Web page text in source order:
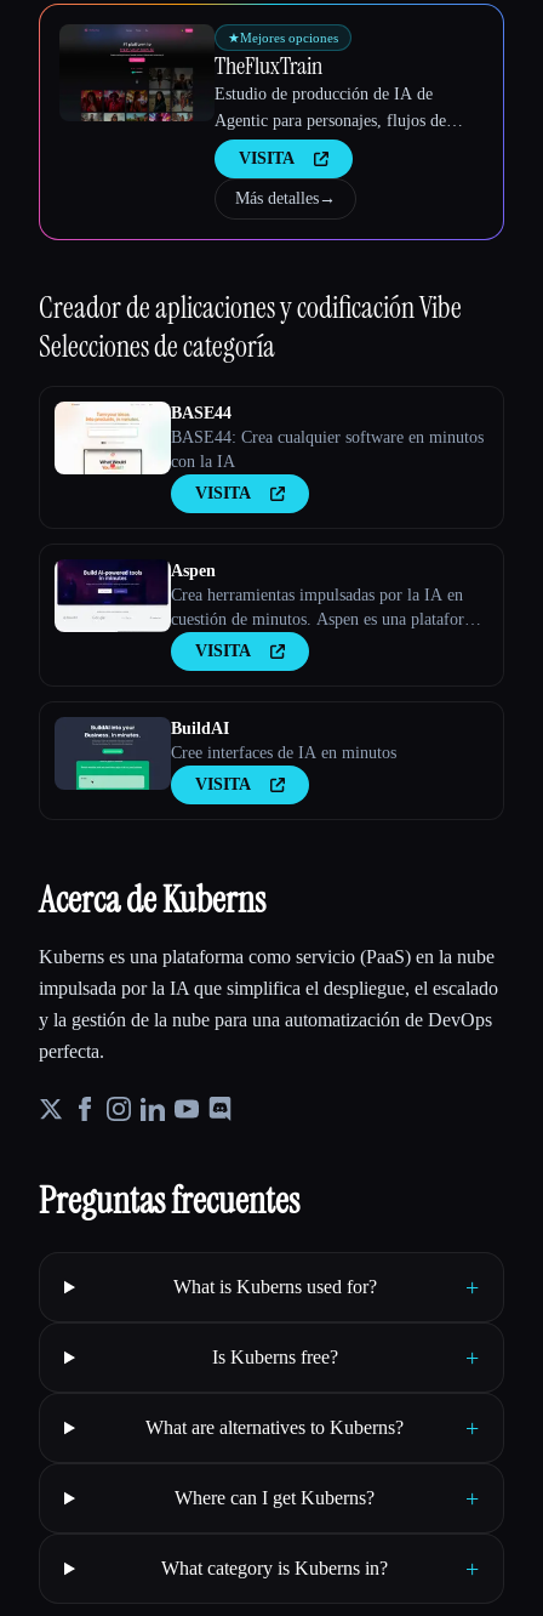
★Mejores opciones
TheFluxTrain
Estudio de producción de IA de
Agentic para personajes, flujos de
trabajo y vídeos coherentes
VISITA
Más detalles→
Creador de aplicaciones y codificación Vibe
Selecciones de categoría
BASE44
BASE44: Crea cualquier software en minutos
con la IA
VISITA
Aspen
Crea herramientas impulsadas por la IA en
cuestión de minutos. Aspen es una plataforma
sin código para crear aplicaciones web
impulsadas por la IA.
VISITA
BuildAI
Cree interfaces de IA en minutos
VISITA
Acerca de Kuberns
Kuberns es una plataforma como servicio (PaaS) en la nube
impulsada por la IA que simplifica el despliegue, el escalado
y la gestión de la nube para una automatización de DevOps
perfecta.
Preguntas frecuentes
What is Kuberns used for? +
Is Kuberns free? +
What are alternatives to Kuberns? +
Where can I get Kuberns? +
What category is Kuberns in? +